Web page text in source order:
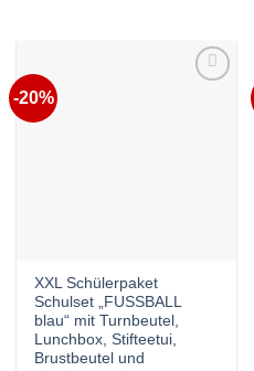
-20%
XXL Schülerpaket
Schulset „FUSSBALL
blau“ mit Turnbeutel,
Lunchbox, Stifteetui,
Brustbeutel und